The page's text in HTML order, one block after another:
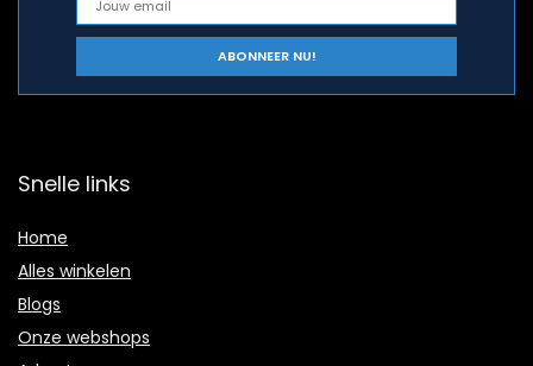
Snelle links
Home
Alles winkelen
Blogs
Onze webshops